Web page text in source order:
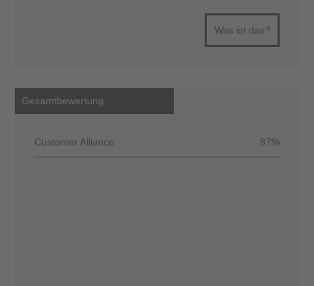
Was ist das?
Gesamtbewertung
Customer Alliance 87%